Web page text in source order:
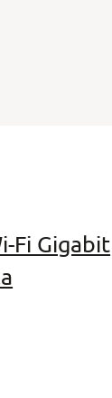
Fi Gigabit